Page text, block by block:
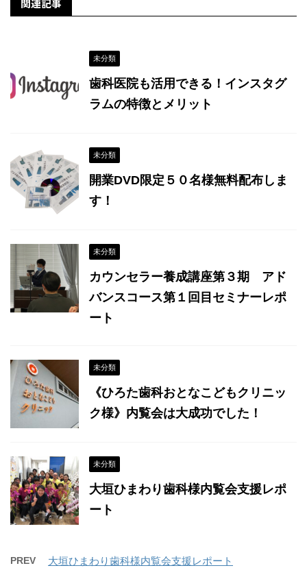
未分類
歯科医院も活用できる！インスタグ
ラムの特徴とメリット
未分類
開業DVD限定５０名様無料配布しま
す！
未分類
カウンセラー養成講座第３期 アド
バンスコース第１回目セミナーレポ
ート
未分類
《ひろた歯科おとなこどもクリニッ
ク様》内覧会は大成功でした！
未分類
大垣ひまわり歯科様内覧会支援レポ
ート
PREV 大垣ひまわり歯科様内覧会支援レポート